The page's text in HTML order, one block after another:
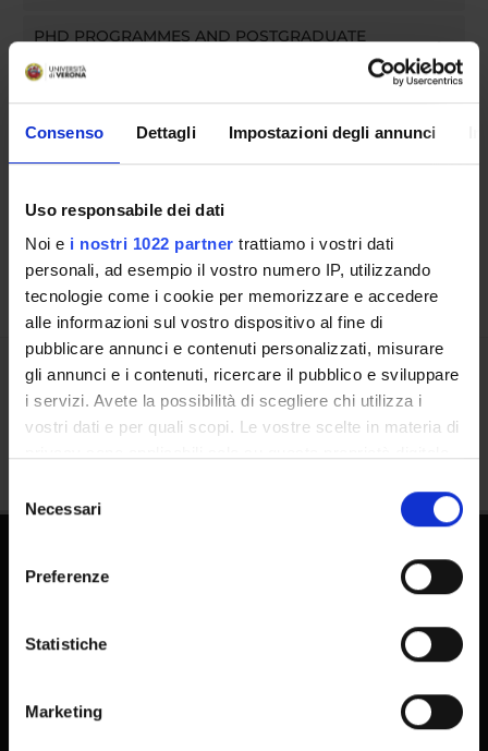
Consenso Dettagli Impostazioni degli annunci
Uso responsabile dei dati
Noi e i nostri 1022 partner trattiamo i vostri dati
personali, ad esempio il vostro numero IP, utilizzando
tecnologie come i cookie per memorizzare e accedere
alle informazioni sul vostro dispositivo al fine di
pubblicare annunci e contenuti personalizzati, misurare
gli annunci e i contenuti, ricercare il pubblico e sviluppare
i servizi. Avete la possibilità di scegliere chi utilizza i
vostri dati e per quali scopi. Le vostre scelte in materia di
modificare o revocare il proprio consenso in qualsiasi
momento dalla Dichiarazione sui cookie o facendo clic
raccogliere informazioni sulla tua posizione
geografica, con un'approssimazione di qualche
Identificare il tuo dispositivo, scansionandolo
delNecessari
Preferenze
Statistiche
Marketing
PHD PROGRAMMES AND POSTGRADUATE
Calendar
Share
E-learning